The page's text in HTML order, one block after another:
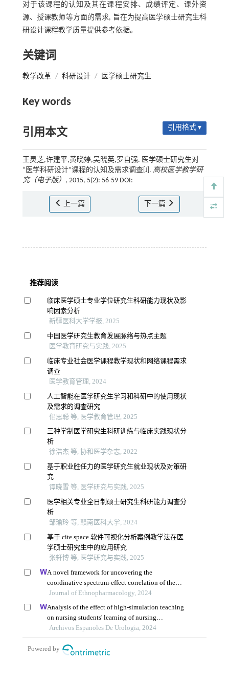
对于该课程的认知及其在课程安排、成绩评定、课外资
源、授课教师等方面的需求, 旨在为提高医学硕士研究生科
研设计课程教学质量提供参考依据。
关键词
教学改革 / 科研设计 / 医学硕士研究生
Key words
引用本文 引用格式 ▾
王灵芝,许建平,黄晓婷,吴晓英,罗自强. 医学硕士研究生对
“医学科研设计”课程的认知及需求调查[J]. 高校医学教学研
究（电子版） , 2015, 5(2): 56-59 DOI:
上一篇 下一篇